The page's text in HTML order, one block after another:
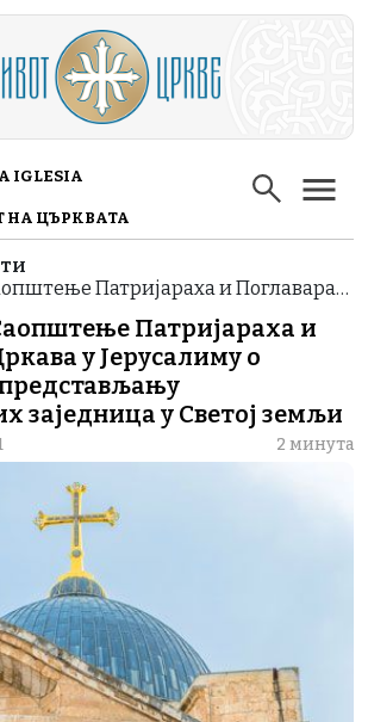
IGLESIA
НА ЦЪРКВАТА
Патријараха и Поглавара…
Патријараха и
у Јерусалиму о
заједница у Светој земљи
2 минута